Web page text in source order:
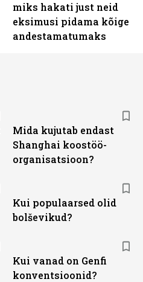
miks hakati just neid
eksimusi pidama kõige
andestamatumaks
Mida kujutab endast
Shanghai koostöö­
organisatsioon?
Kui populaarsed olid
bolševikud?
Kui vanad on Genfi
konventsioonid?